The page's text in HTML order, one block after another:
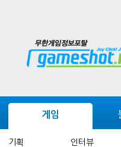
게임
기획 인터뷰